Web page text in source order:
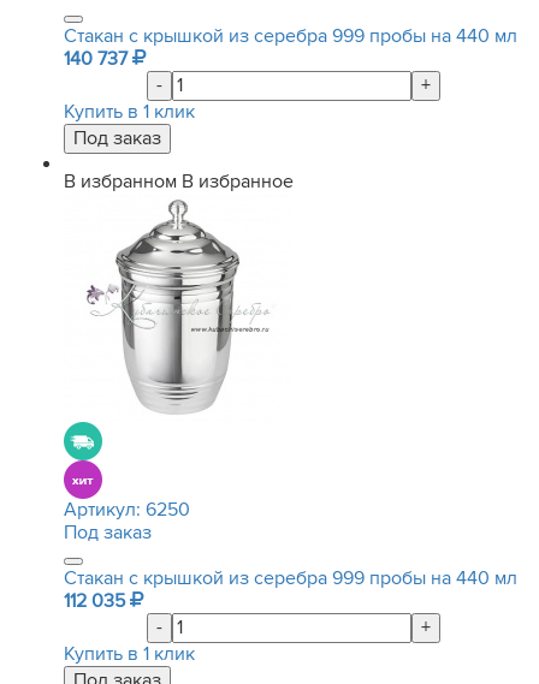
Стакан с крышкой из серебра 999 пробы на 440 мл
140 737
-
+
Купить в 1 клик
В избранном В избранное
Артикул: 6250
Под заказ
Стакан с крышкой из серебра 999 пробы на 440 мл
112 035
-
+
Купить в 1 клик